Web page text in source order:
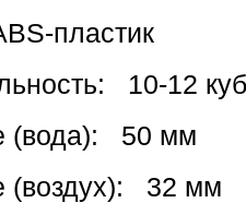
пластик
10-12
(вода): 50 мм
(воздух): 32 мм